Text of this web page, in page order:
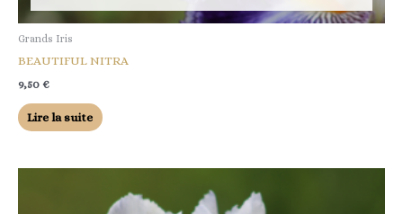
Grands Iris
BEAUTIFUL NITRA
9,50 €
Lire la suite